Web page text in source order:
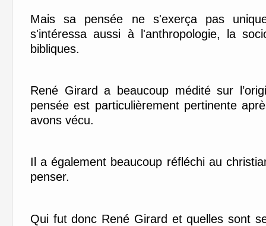
Mais sa pensée ne s'exerça pas
s'intéressa aussi à l'anthropologie, la
bibliques.
René Girard a beaucoup médité sur
pensée est particulièrement pertinente
avons vécu.
Il a également beaucoup réfléchi au
penser.
Qui fut donc René Girard et quelles sont